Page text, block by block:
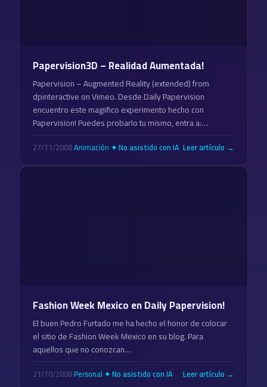
Papervision3D – Realidad Aumentada!
Papervision – Augmented Reality (extended) from
dpinteractive on Vimeo. Desde Daily Papervision
encuentro este magiifico experimento hecho con
Papervision! Puedes probarlo tu mismo, entra a:…
27/11/2008·Animación·✦ No asistido con IA Leer artículo →
Fashion Week Mexico en Daily Papervision!
El buen Pedro Furtado me ha hecho el honor de colocar
el sitio de Fashion Week Mexico en su blog. Para
aquellos que no conozcan…
21/10/2008·Personal·✦ No asistido con IA Leer artículo →